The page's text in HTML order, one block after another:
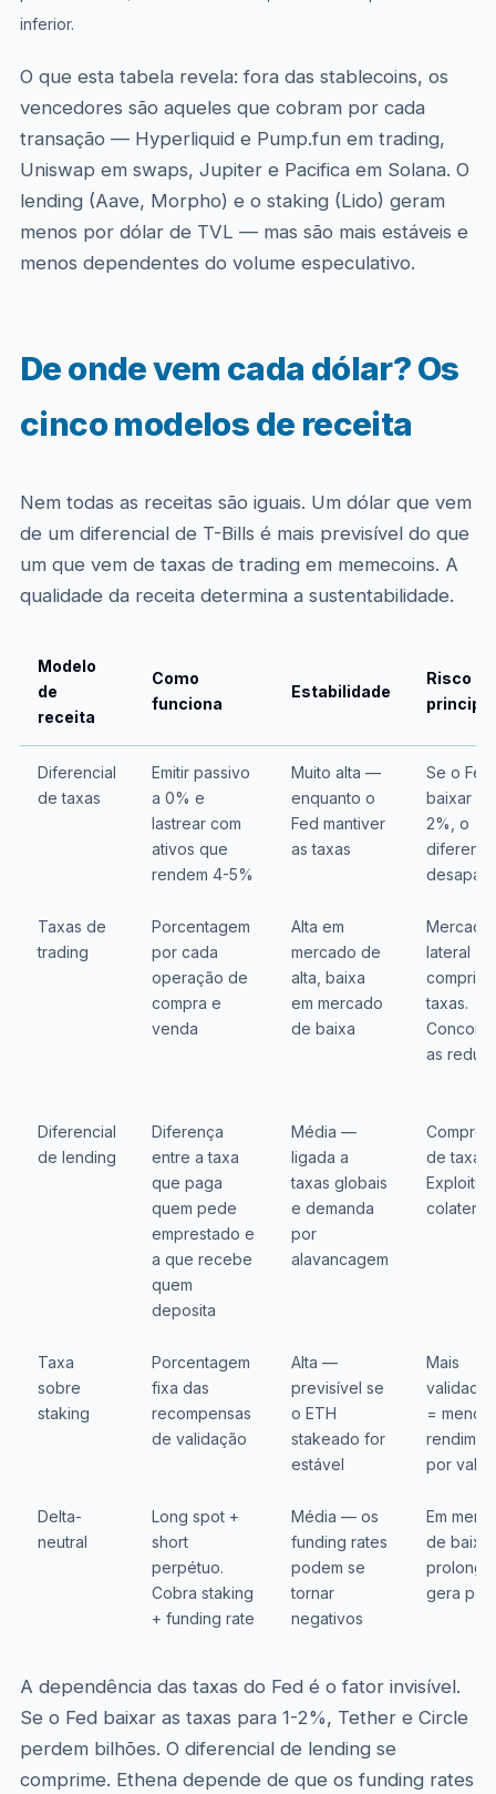
inferior.
O que esta tabela revela: fora das stablecoins, os
vencedores são aqueles que cobram por cada
transação — Hyperliquid e Pump.fun em trading,
Uniswap em swaps, Jupiter e Pacifica em Solana. O
lending (Aave, Morpho) e o staking (Lido) geram
menos por dólar de TVL — mas são mais estáveis e
menos dependentes do volume especulativo.
De onde vem cada dólar? Os
cinco modelos de receita
Nem todas as receitas são iguais. Um dólar que vem
de um diferencial de T-Bills é mais previsível do que
um que vem de taxas de trading em memecoins. A
qualidade da receita determina a sustentabilidade.
Modelo
de
receita
Como
funciona
Estabilidade
Risco
principal
Diferencial
de taxas
Emitir passivo
a 0% e
lastrear com
ativos que
rendem 4-5%
Muito alta —
enquanto o
Fed mantiver
as taxas
Se o Fed
baixar
2%, o
Taxas de
trading
Porcentagem
por cada
operação de
compra e
venda
Alta em
mercado de
alta, baixa
em mercado
de baixa
Mercado
lateral
taxas.
as reduz
Diferencial
de lending
Diferença
entre a taxa
que paga
quem pede
emprestado e
a que recebe
quem
deposita
Média —
ligada a
taxas globais
e demanda
por
alavancagem
de taxas.
Exploits
colateral
Taxa
sobre
staking
Porcentagem
fixa das
recompensas
de validação
Alta —
previsível se
o ETH
stakeado for
estável
Mais
= menos
por
Delta-
neutral
Long spot +
short
perpétuo.
Cobra staking
+ funding rate
Média — os
funding rates
podem se
tornar
negativos
Em
de baixa
gera
A dependência das taxas do Fed é o fator invisível.
Se o Fed baixar as taxas para 1-2%, Tether e Circle
perdem bilhões. O diferencial de lending se
comprime. Ethena depende de que os funding rates